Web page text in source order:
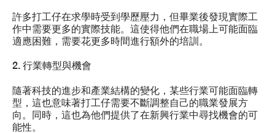
許多打工仔在求學時受到學歷壓力，但畢業後發現實際工
作中需要更多的實際技能。這使得他們在職場上可能面臨
適應困難，需要花更多時間進行額外的培訓。
2. 行業轉型與機會
隨著科技的進步和產業結構的變化，某些行業可能面臨轉
型，這也意味著打工仔需要不斷調整自己的職業發展方
向。同時，這也為他們提供了在新興行業中尋找機會的可
能性。